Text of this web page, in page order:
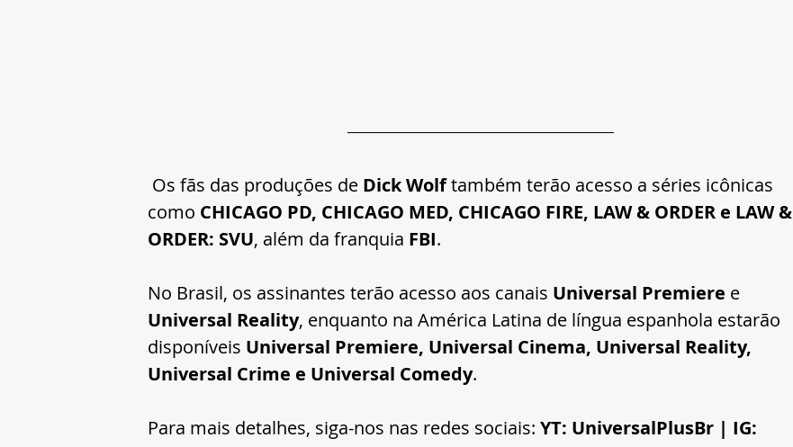
Os fãs das produções de Dick Wolf também terão acesso a séries icônicas
como CHICAGO PD, CHICAGO MED, CHICAGO FIRE, LAW & ORDER e LAW &
ORDER: SVU, além da franquia FBI.
No Brasil, os assinantes terão acesso aos canais Universal Premiere e
Universal Reality, enquanto na América Latina de língua espanhola estarão
disponíveis Universal Premiere, Universal Cinema, Universal Reality,
Universal Crime e Universal Comedy.
Para mais detalhes, siga-nos nas redes sociais: YT: UniversalPlusBr | IG: